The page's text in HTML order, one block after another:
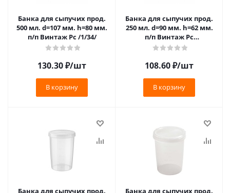
Банка для сыпучих прод.
500 мл. d=107 мм. h=80 мм.
п/п Винтаж Рс /1/34/
130.30₽/шт
В корзину
Банка для сыпучих прод.
250 мл. d=90 мм. h=62 мм.
п/п Винтаж Рс
(43317220118) /1/40/
108.60₽/шт
В корзину
Банка для сыпучих прод.
Банка для сыпучих прод.